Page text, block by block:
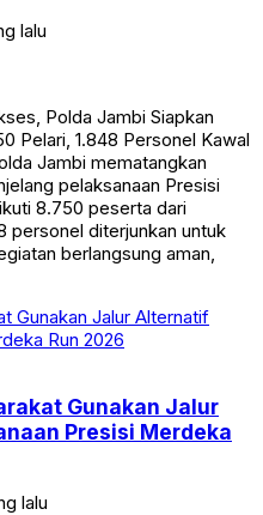
lalu
Polda Jambi Siapkan
Pelari, 1.848 Personel Kawal
Jambi mematangkan
pelaksanaan Presisi
8.750 peserta dari
personel diterjunkan untuk
berlangsung aman,
Gunakan Jalur
Presisi Merdeka
lalu